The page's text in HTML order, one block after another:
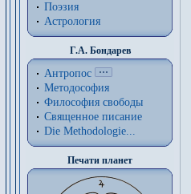
Поэзия
Астрология
Г.А. Бондарев
Антропос
Методософия
Философия cвободы
Священное писание
Die Methodologie...
Печати планет